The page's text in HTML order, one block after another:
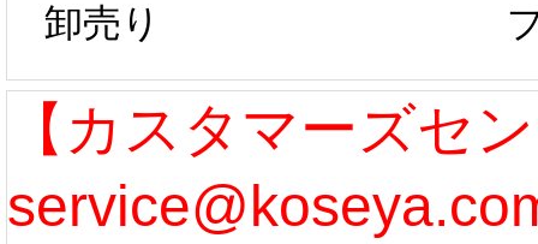
作、発送予定と
なります。 ...
[more]
たし
ル期
まで
卸売り
【カスタマーズセ